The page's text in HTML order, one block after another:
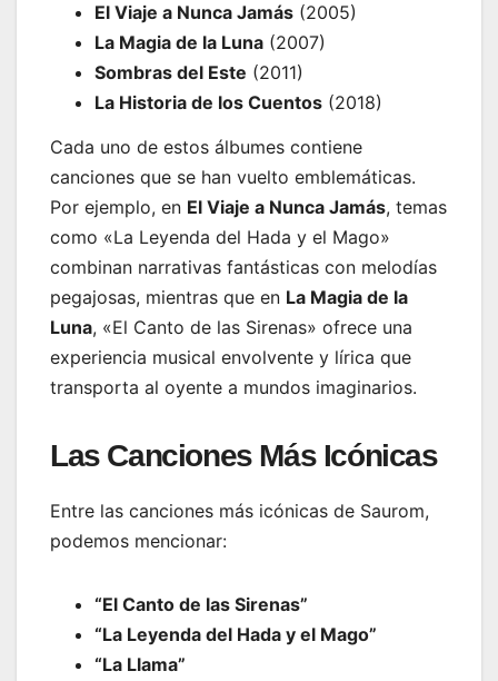
El Viaje a Nunca Jamás (2005)
La Magia de la Luna (2007)
Sombras del Este (2011)
La Historia de los Cuentos (2018)
Cada uno de estos álbumes contiene
canciones que se han vuelto emblemáticas.
Por ejemplo, en El Viaje a Nunca Jamás, temas
como «La Leyenda del Hada y el Mago»
combinan narrativas fantásticas con melodías
pegajosas, mientras que en La Magia de la
Luna, «El Canto de las Sirenas» ofrece una
experiencia musical envolvente y lírica que
transporta al oyente a mundos imaginarios.
Las Canciones Más Icónicas
Entre las canciones más icónicas de Saurom,
podemos mencionar:
“El Canto de las Sirenas”
“La Leyenda del Hada y el Mago”
“La Llama”